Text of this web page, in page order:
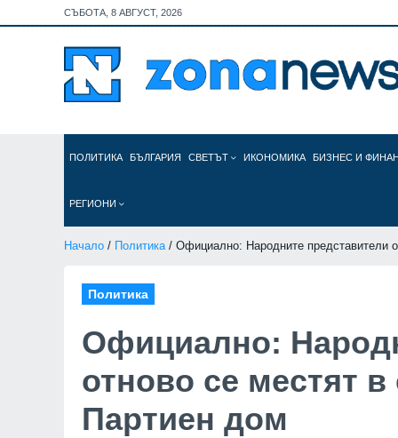
СЪБОТА, 8 АВГУСТ, 2026
ПОЛИТИКА БЪЛГАРИЯ СВЕТЪТ ИКОНОМИКА БИЗНЕС И
РЕГИОНИ
Начало / Политика/ Официално: Народните представители
Политика
Официално:
отново се местят
Партиен дом